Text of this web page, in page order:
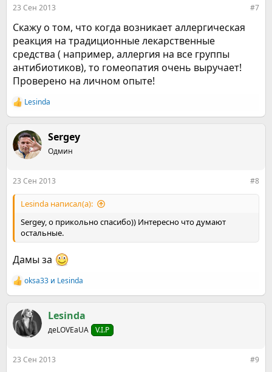
23 Сен 2013 #7
Скажу о том, что когда возникает аллергическая
реакция на традиционные лекарственные
средства ( например, аллергия на все группы
антибиотиков), то гомеопатия очень выручает!
Проверено на личном опыте!
Р
е
к
ц
и
Lesinda
Sergey
Одмин
23 Сен 2013 #8
Lesinda написал(а):
Sergey, о прикольно спасибо)) Интересно что думают
остальные.
Дамы за
Р
е
к
ц
и
oksa33 и Lesinda
Lesinda
деLOVEаUA V.I.P
23 Сен 2013 #9